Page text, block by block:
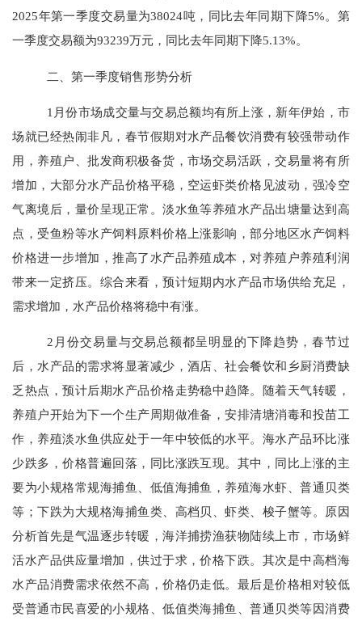
2025年第一季度交易量为38024吨，同比去年同期下降5%。第
一季度交易额为93239万元，同比去年同期下降5.13%。
二、第一季度销售形势分析
1月份市场成交量与交易总额均有所上涨，新年伊始，市
场就已经热闹非凡，春节假期对水产品餐饮消费有较强带动作
用，养殖户、批发商积极备货，市场交易活跃，交易量将有所
增加，大部分水产品价格平稳，空运虾类价格见波动，强冷空
气离境后，量价呈现正常。淡水鱼等养殖水产品出塘量达到高
点，受鱼粉等水产饲料原料价格上涨影响，部分地区水产饲料
价格进一步增加，推高了水产品养殖成本，对养殖户养殖利润
带来一定挤压。综合来看，预计短期内水产品市场供给充足，
需求增加，水产品价格将稳中有涨。
2月份交易量与交易总额都呈明显的下降趋势，春节过
后，水产品的需求将显著减少，酒店、社会餐饮和乡厨消费缺
乏热点，预计后期水产品价格走势稳中趋降。随着天气转暖，
养殖户开始为下一个生产周期做准备，安排清塘消毒和投苗工
作，养殖淡水鱼供应处于一年中较低的水平。海水产品环比涨
少跌多，价格普遍回落，同比涨跌互现。其中，同比上涨的主
要为小规格常规海捕鱼、低值海捕鱼，养殖海水虾、普通贝类
等；下跌为大规格海捕鱼类、高档贝、虾类、梭子蟹等。原因
分析首先是气温逐步转暖，海洋捕捞渔获物陆续上市，市场鲜
活水产品供应量增加，供过于求，价格下跌。其次是中高档海
水产品消费需求依然不高，价格仍走低。最后是价格相对较低
受普通市民喜爱的小规格、低值类海捕鱼、普通贝类等因消费